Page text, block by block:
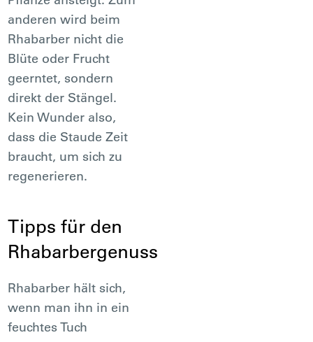
anderen wird beim
Rhabarber nicht die
Blüte oder Frucht
geerntet, sondern
direkt der Stängel.
Kein Wunder also,
dass die Staude Zeit
braucht, um sich zu
regenerieren.
Tipps für den
Rhabarbergenuss
Rhabarber hält sich,
wenn man ihn in ein
feuchtes Tuch